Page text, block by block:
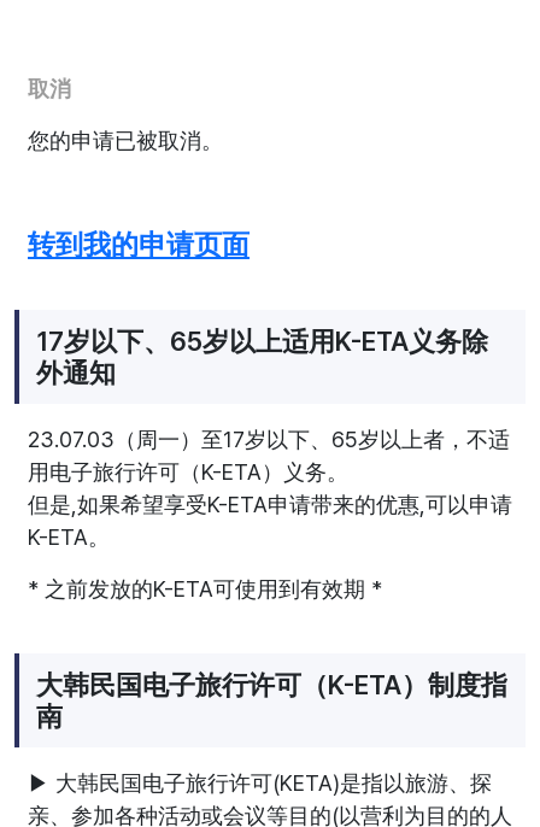
取消
您的申请已被取消。
转到我的申请页面
17岁以下、65岁以上适用K-ETA义务除
外通知
23.07.03（周一）至17岁以下、65岁以上者，不适
用电子旅行许可（K-ETA）义务。
但是,如果希望享受K-ETA申请带来的优惠,可以申请
K-ETA。
* 之前发放的K-ETA可使用到有效期 *
大韩民国电子旅行许可（K-ETA）制度指
南
▶ 大韩民国电子旅行许可(KETA)是指以旅游、探
亲、参加各种活动或会议等目的(以营利为目的的人